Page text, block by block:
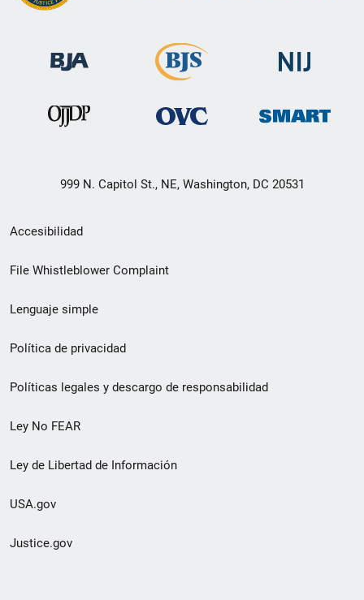
999 N. Capitol St., NE, Washington, DC 20531
Menú
de
de
pie
de
página
Accesibilidad
File Whistleblower Complaint
Lenguaje simple
Política de privacidad
Políticas legales y descargo de responsabilidad
Ley No FEAR
Ley de Libertad de Información
USA.gov
Justice.gov